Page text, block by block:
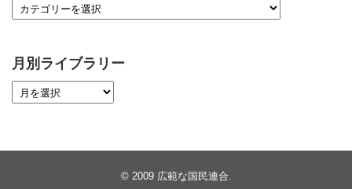
月別ライブラリー
© 2009 広範な国民連合